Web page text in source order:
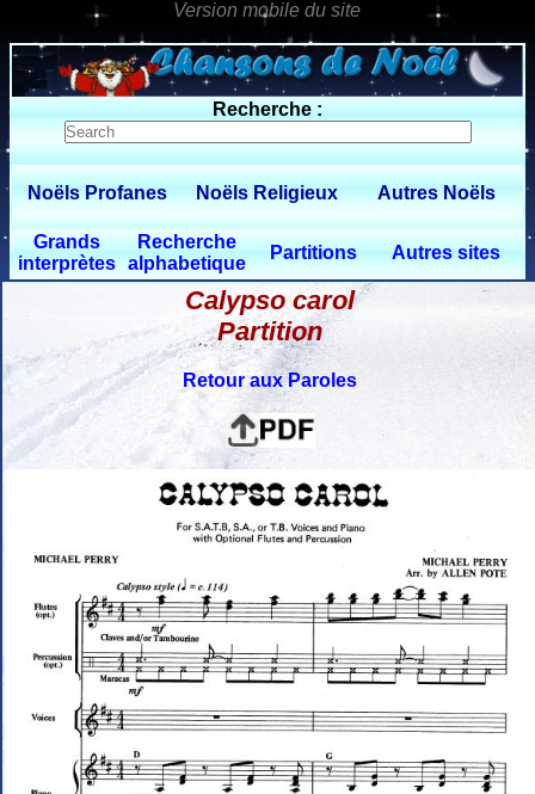
0 $limitbot 1 $limittot 2
Recherche :
Noëls Profanes Noëls Religieux Autres Noëls
Grands
interprètes
Recherche
alphabetique
Partitions Autres sites
Calypso carol
Partition
Retour aux Paroles